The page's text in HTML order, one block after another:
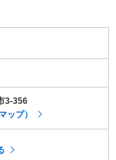
3-356
ップ）